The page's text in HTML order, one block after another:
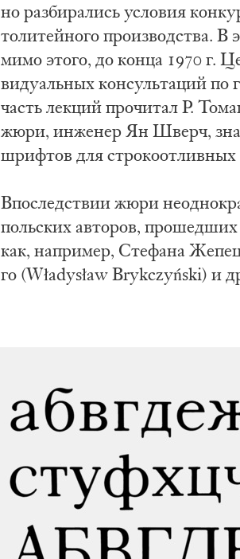
но раз­би­ра­лись усло­вия
то­ли­тей­но­го про­из­вод­ства.
ми­мо это­го, до кон­ца 1970 г.
ви­ду­аль­ных кон­суль­та­ций
часть лек­ций про­чи­та­л Р.
жю­ри, ин­же­нер Ян Шверч,
шриф­тов для
Впо­след­ствии жю­ри
поль­ских ав­то­ров,
как, на­при­мер, Сте­фа­на
го (Władysław Brykczyński) и